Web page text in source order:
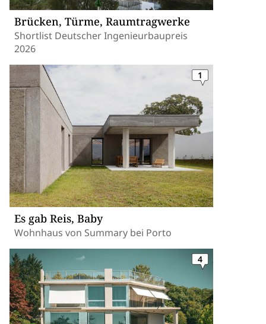
Brücken, Türme, Raumtragwerke
Shortlist Deutscher Ingenieurbaupreis
2026
Es gab Reis, Baby
Wohnhaus von Summary bei Porto
1
4